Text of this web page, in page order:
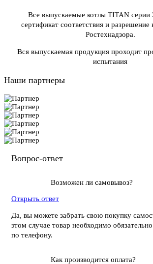
Все выпускаемые котлы TITAN
сертификат соответствия и разрешение
Ростехнадзора.
Вся выпускаемая продукция проходит
испытания
Наши партнеры
Вопрос-ответ
Возможен ли самовывоз?
Открыть ответ
Да, вы можете забрать свою покупку
этом случае товар необходимо
по телефону.
Как производится оплата?